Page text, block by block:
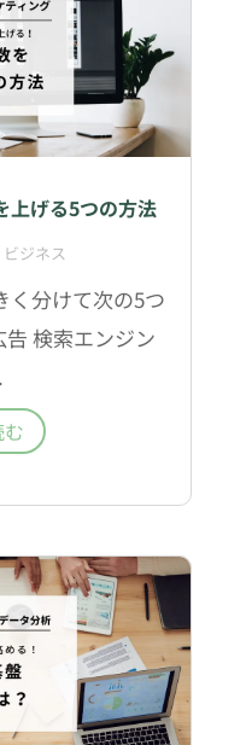
上げる5つの方法
ビジネス
く分けて次の5つ
検索エンジン